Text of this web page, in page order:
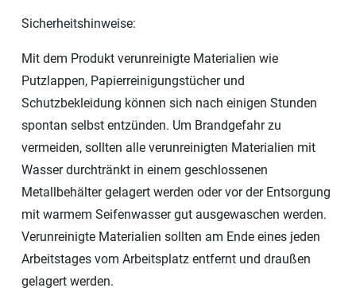
Sicherheitshinweise:
Mit dem Produkt verunreinigte Materialien wie
Putzlappen, Papierreinigungstücher und
Schutzbekleidung können sich nach einigen Stunden
spontan selbst entzünden. Um Brandgefahr zu
vermeiden, sollten alle verunreinigten Materialien mit
Wasser durchtränkt in einem geschlossenen
Metallbehälter gelagert werden oder vor der Entsorgung
mit warmem Seifenwasser gut ausgewaschen werden.
Verunreinigte Materialien sollten am Ende eines jeden
Arbeitstages vom Arbeitsplatz entfernt und draußen
gelagert werden.